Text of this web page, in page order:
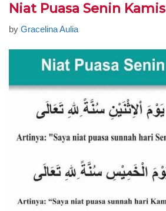
Niat Puasa Senin Kamis
by Gracelina Aulia